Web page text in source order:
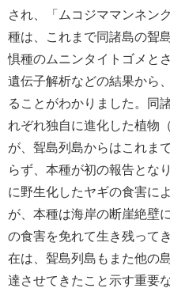
され、「ムコジママンネン
種は、これまで同諸島の聟
惧種のムニンタイトゴメと
遺伝子解析などの結果から
ることがわかりました。同
れぞれ独自に進化した植物
が、聟島列島からはこれま
らず、本種が初の報告とな
に野生化したヤギの食害に
が、本種は海岸の断崖絶壁
の食害を免れて生き残って
在は、聟島列島もまた他の
達させてきたこと示す重要